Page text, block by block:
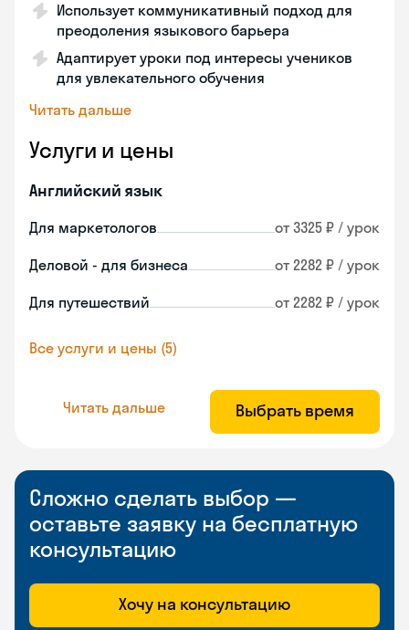
Использует коммуникативный подход для
преодоления языкового барьера
Адаптирует уроки под интересы учеников
для увлекательного обучения
Читать дальше
Услуги и цены
Английский язык
Для маркетологов от 3325 ₽ / урок
Деловой - для бизнеса от 2282 ₽ / урок
Для путешествий от 2282 ₽ / урок
Все услуги и цены (5)
Читать дальше Выбрать время
Сложно сделать выбор —
оставьте заявку на бесплатную
консультацию
Хочу на консультацию